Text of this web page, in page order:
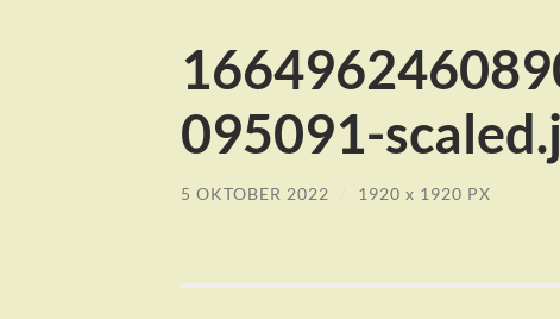
095091-
5 OKTOBER 2022 1920 x 1920 PX